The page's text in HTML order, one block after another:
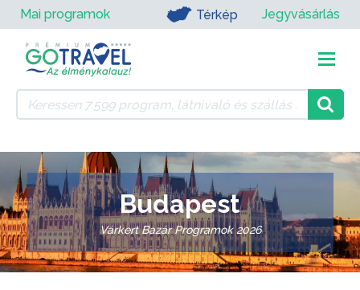
Mai programok Térkép Jegyvásárlás
Budapest
Várkert Bazár Programok 2026